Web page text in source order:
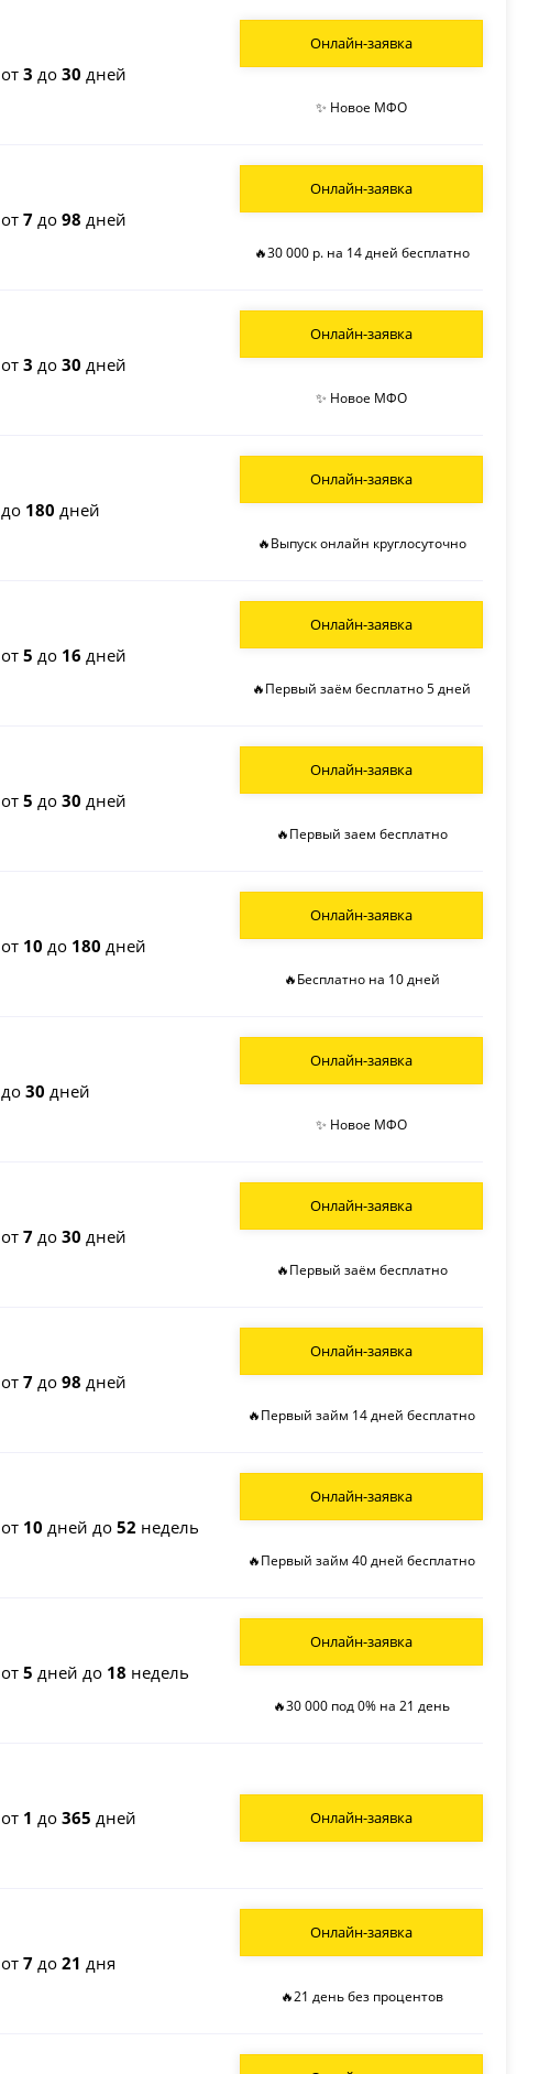
от3 до30 дней
✨ Новое МФО
Онлайн-заявка
от7 до98 дней
🔥30 000 р. на 14 дней бесплатно
Онлайн-заявка
от3 до30 дней
✨ Новое МФО
Онлайн-заявка
до 180 дней
🔥Выпуск онлайн круглосуточно
Онлайн-заявка
от5 до 16 дней
🔥Первый заём бесплатно 5 дней
Онлайн-заявка
от5 до30 дней
🔥Первый заем бесплатно
Онлайн-заявка
от 10 до 180 дней
🔥Бесплатно на 10 дней
Онлайн-заявка
до30 дней
✨ Новое МФО
Онлайн-заявка
от7 до30 дней
🔥Первый заём бесплатно
Онлайн-заявка
от7 до98 дней
🔥Первый займ 14 дней бесплатно
Онлайн-заявка
от 10 дней до52 недель
🔥Первый займ 40 дней бесплатно
Онлайн-заявка
от5 дней до 18 недель
🔥30 000 под 0% на 21 день
Онлайн-заявка
от 1 до365 дней Онлайн-заявка
от7 до21 дня
🔥21 день без процентов
Онлайн-заявка